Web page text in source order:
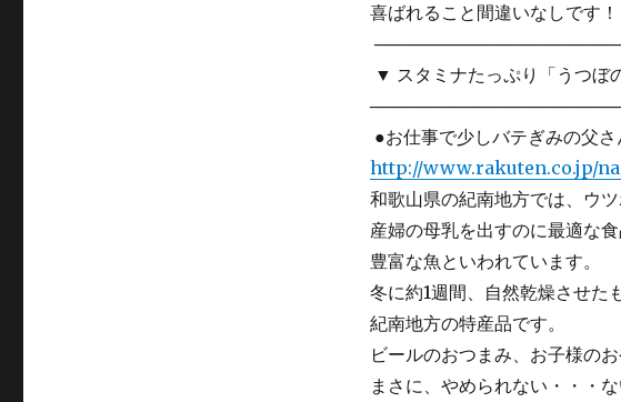
喜ばれること間違いなしです！
▼ スタミナたっぷり「うつぼ
●お仕事で少しバテぎみの父さ
http://www.rakuten.co.jp/
和歌山県の紀南地方では、ウ
産婦の母乳を出すのに最適な
豊富な魚といわれています。
冬に約1週間、自然乾燥させた
紀南地方の特産品です。
ビールのおつまみ、お子様のお
まさに、やめられない・・・な